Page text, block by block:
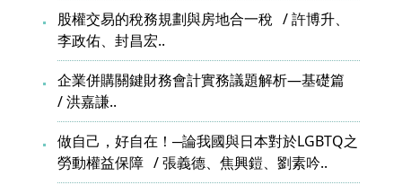
股權交易的稅務規劃與房地合一稅
許博升、
李政佑、封昌宏..
企業併購關鍵財務會計實務議題解析—基礎篇
洪嘉謙..
做自己，好自在！─論我國與日本對於LGBTQ之
勞動權益保障
張義德、焦興鎧、劉素吟..